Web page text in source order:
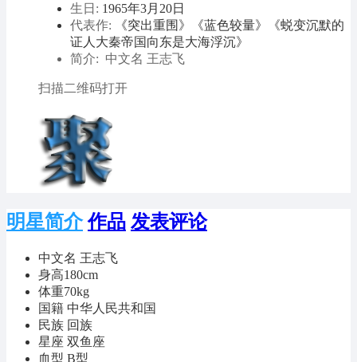
生日: 1965年3月20日
代表作:
《突出重围》《蓝色较量》《蜕变沉默的
证人大秦帝国向东是大海浮沉》
简介: 中文名 王志飞
扫描二维码打开
明星简介 作品 发表评论
中文名 王志飞
身高180cm
体重70kg
国籍 中华人民共和国
民族 回族
星座 双鱼座
血型 B型